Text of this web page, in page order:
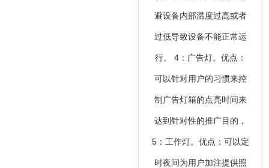
避设备内部温度过高或者
过低导致设备不能正常运
行。 4：广告灯。优点：
可以针对用户的习惯来控
制广告灯箱的点亮时间来
达到针对性的推广目的，
5：工作灯。优点：可以定
时夜间为用户加注提供照